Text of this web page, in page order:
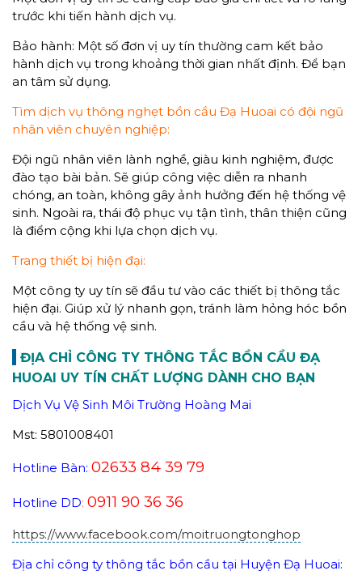
trước khi tiến hành dịch vụ.
Bảo hành: Một số đơn vị uy tín thường cam kết bảo
hành dịch vụ trong khoảng thời gian nhất định. Để bạn
an tâm sử dụng.
Tìm dịch vụ thông nghẹt bồn cầu Đạ Huoai có đội ngũ
nhân viên chuyên nghiệp:
Đội ngũ nhân viên lành nghề, giàu kinh nghiệm, được
đào tạo bài bản. Sẽ giúp công việc diễn ra nhanh
chóng, an toàn, không gây ảnh hưởng đến hệ thống vệ
sinh. Ngoài ra, thái độ phục vụ tận tình, thân thiện cũng
là điểm cộng khi lựa chọn dịch vụ.
Trang thiết bị hiện đại:
Một công ty uy tín sẽ đầu tư vào các thiết bị thông tắc
hiện đại. Giúp xử lý nhanh gọn, tránh làm hỏng hóc bồn
cầu và hệ thống vệ sinh.
ĐỊA CHỈ CÔNG TY THÔNG TẮC BỒN CẦU ĐẠ
HUOAI UY TÍN CHẤT LƯỢNG DÀNH CHO BẠN
Dịch Vụ Vệ Sinh Môi Trường Hoàng Mai
Mst: 5801008401
Hotline Bàn: 02633 84 39 79
Hotline DD: 0911 90 36 36
https://www.facebook.com/moitruongtonghop
Địa chỉ công ty thông tắc bồn cầu tại Huyện Đạ Huoai: